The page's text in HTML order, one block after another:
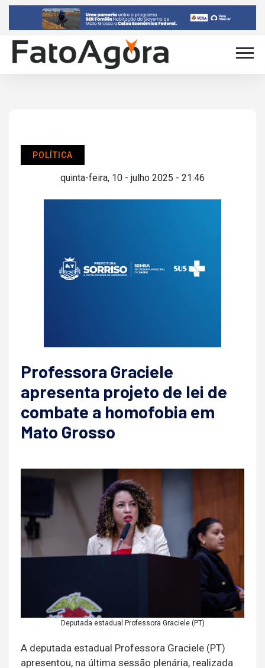
POLÍTICA
quinta-feira, 10 - julho 2025 - 21:46
Professora Graciele
apresenta projeto de lei de
combate a homofobia em
Mato Grosso
Deputada estadual Professora Graciele (PT)
A deputada estadual Professora Graciele (PT)
apresentou, na última sessão plenária, realizada